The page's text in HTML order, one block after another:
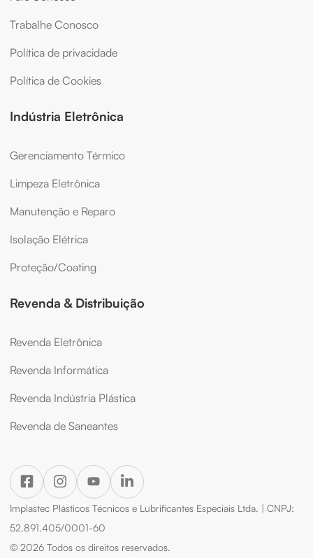
Trabalhe Conosco
Política de privacidade
Política de Cookies
Indústria Eletrônica
Gerenciamento Térmico
Limpeza Eletrônica
Manutenção e Reparo
Isolação Elétrica
Proteção/Coating
Revenda & Distribuição
Revenda Eletrônica
Revenda Informática
Revenda Indústria Plástica
Revenda de Saneantes
Implastec Plásticos Técnicos e Lubrificantes Especiais Ltda. | CNPJ:
52.891.405/0001-60
© 2026 Todos os direitos reservados.